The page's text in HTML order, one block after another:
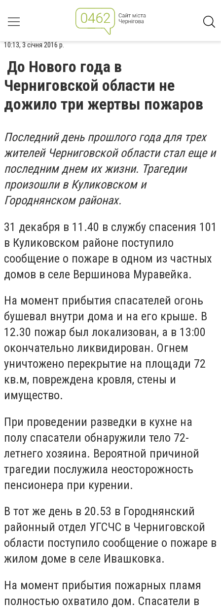
10:13, 3 січня 2016 р.
До Нового года в
Черниговской области не
дожило три жертвы пожаров
Последний день прошлого года для трех
жителей Черниговской области стал еще и
последним днем их жизни. Трагедии
произошли в Куликовском и
Городнянском районах.
31 декабря в 11.40 в службу спасения 101
в Куликовском районе поступило
сообщение о пожаре в одном из частных
домов в селе Вершинова Муравейка.
На момент прибытия спасателей огонь
бушевал внутри дома и на его крыше. В
12.30 пожар был локализован, а в 13:00
окончательно ликвидирован. Огнем
уничтожено перекрытие на площади 72
кв.м, повреждена кровля, стены и
имущество.
При проведении разведки в кухне на
полу спасатели обнаружили тело 72-
летнего хозяина. Вероятной причиной
трагедии послужила неосторожность
пенсионера при курении.
В тот же день в 20.53 в Городнянский
районный отдел УГСЧС в Черниговской
области поступило сообщение о пожаре в
жилом доме в селе Ивашковка.
На момент прибытия пожарных пламя
полностью охватило дом. Спасатели в